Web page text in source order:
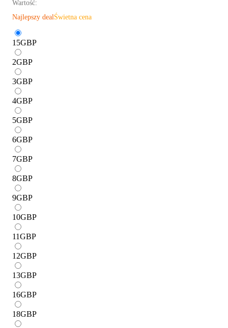
Wartość:
Najlepszy deal Świetna cena
15GBP
2GBP
3GBP
4GBP
5GBP
6GBP
7GBP
8GBP
9GBP
10GBP
11GBP
12GBP
13GBP
16GBP
18GBP